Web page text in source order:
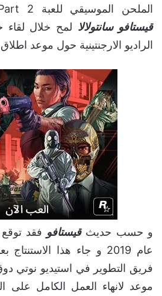
الملحن الموسيقي للعبة The Last of Us Part 2
قيستافو سانتولالا لمح خلال
الراديو الارجنتينية حول موعد اطلاق
و حسب حديثقيستافو فقد
عام 2019 و جاء هذا
موعد لانهاء العمل الكامل على